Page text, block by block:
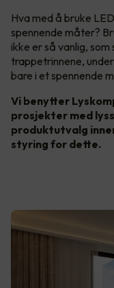
Hva med å bruke
spennende måter?
ikke er så vanlig,
trappetrinnene,
bare i et spennende
Vi benytter
prosjekter med
produktutvalg
styring for dette.